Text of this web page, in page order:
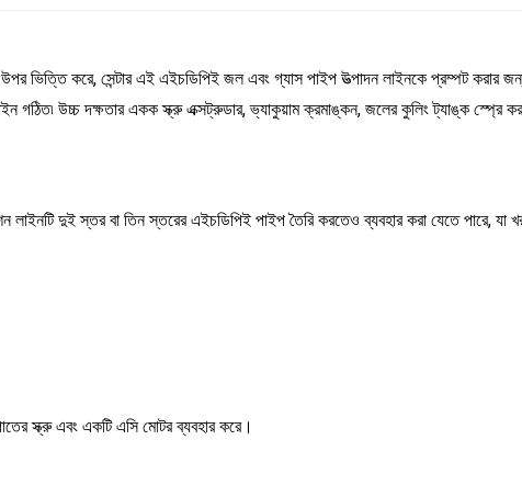
উপর ভিত্তি করে, সেন্টার এই এইচডিপিই জল এবং গ্যাস পাইপ উত্পাদন লাইনকে প্রম্পট
গঠিত৷ উচ্চ দক্ষতার একক স্ক্রু এক্সট্রুডার, ভ্যাকুয়াম ক্রমাঙ্কন, জলের কুলিং ট্যাঙ্ক স্প্রে
দুই স্তর বা তিন স্তরের এইচডিপিই পাইপ তৈরি করতেও ব্যবহার করা যেতে পারে, যা
স্ক্রু এবং একটি এসি মোটর ব্যবহার করে।